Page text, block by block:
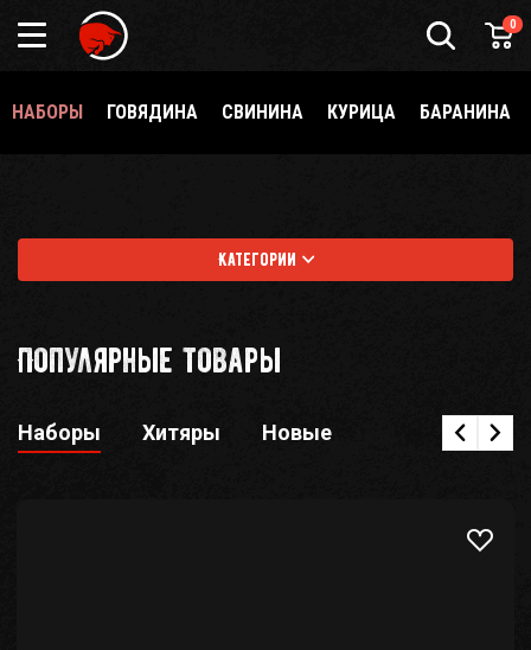
0
НАБОРЫ ГОВЯДИНА СВИНИНА КУРИЦА БАРАНИНА
Категории
Популярные товары
Наборы Хитяры Новые